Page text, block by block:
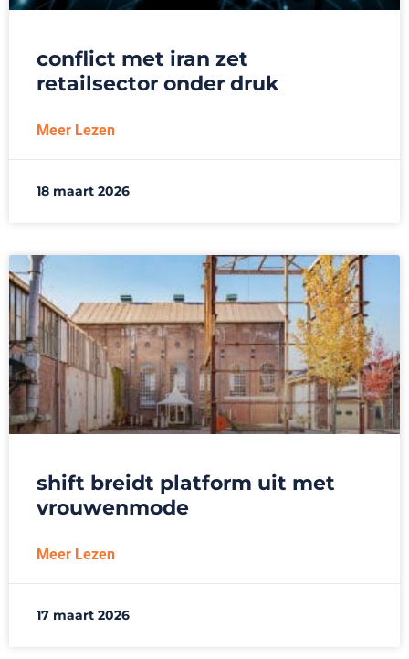
conflict met iran zet
retailsector onder druk
Meer Lezen
18 maart 2026
shift breidt platform uit met
vrouwenmode
Meer Lezen
17 maart 2026